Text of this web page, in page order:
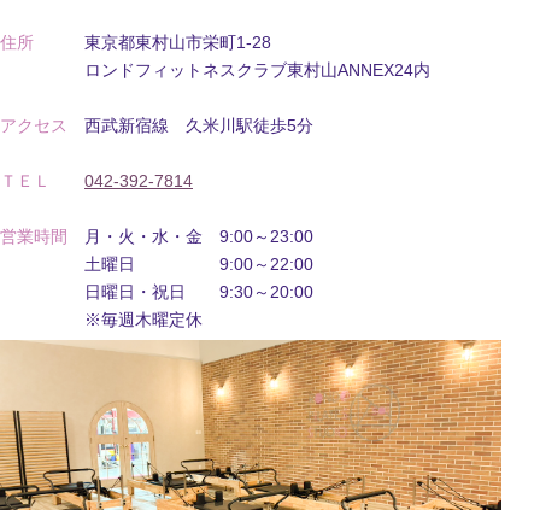
住所
東京都東村山市栄町1-28
ロンドフィットネスクラブ東村山ANNEX24内
アクセス 西武新宿線 久米川駅徒歩5分
ＴＥＬ 042-392-7814
営業時間
月・火・水・金 9:00～23:00
土曜日 9:00～22:00
日曜日・祝日 9:30～20:00
※毎週木曜定休